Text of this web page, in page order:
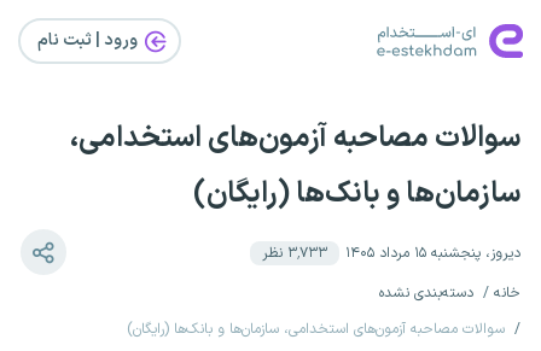
ورود | ثبت‌ نام
سوالات مصاحبه آزمون‌های استخدامی،
سازمان‌ها و بانک‌ها (رایگان)
دیروز، پنجشنبه ۱۵ مرداد ۱۴۰۵ ۳٬۷۳۳ نظر
خانه
دسته‌بندی نشده
سوالات مصاحبه آزمون‌های استخدامی، سازمان‌ها و بانک‌ها (رایگان)